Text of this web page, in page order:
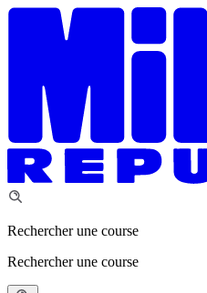
Rechercher une course
Rechercher une course